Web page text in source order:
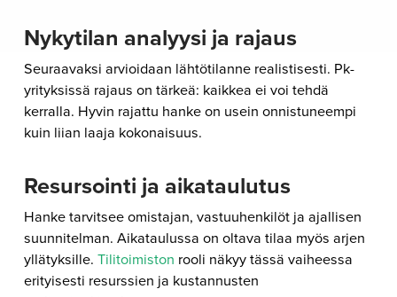
Nykytilan analyysi ja rajaus
Seuraavaksi arvioidaan lähtötilanne realistisesti. Pk-
yrityksissä rajaus on tärkeä: kaikkea ei voi tehdä
kerralla. Hyvin rajattu hanke on usein onnistuneempi
kuin liian laaja kokonaisuus.
Resursointi ja aikataulutus
Hanke tarvitsee omistajan, vastuuhenkilöt ja ajallisen
suunnitelman. Aikataulussa on oltava tilaa myös arjen
yllätyksille. Tilitoimiston rooli näkyy tässä vaiheessa
erityisesti resurssien ja kustannusten